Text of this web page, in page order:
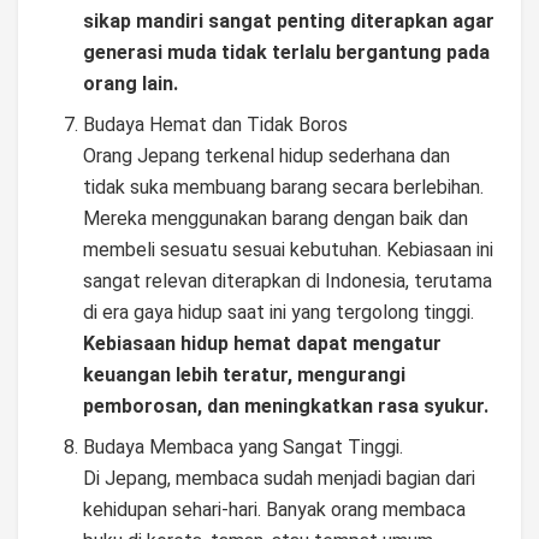
sikap mandiri sangat penting diterapkan agar
generasi muda tidak terlalu bergantung pada
orang lain.
Budaya Hemat dan Tidak Boros
Orang Jepang terkenal hidup sederhana dan
tidak suka membuang barang secara berlebihan.
Mereka menggunakan barang dengan baik dan
membeli sesuatu sesuai kebutuhan. Kebiasaan ini
sangat relevan diterapkan di Indonesia, terutama
di era gaya hidup saat ini yang tergolong tinggi.
Kebiasaan hidup hemat dapat mengatur
keuangan lebih teratur, mengurangi
pemborosan, dan meningkatkan rasa syukur.
Budaya Membaca yang Sangat Tinggi.
Di Jepang, membaca sudah menjadi bagian dari
kehidupan sehari-hari. Banyak orang membaca